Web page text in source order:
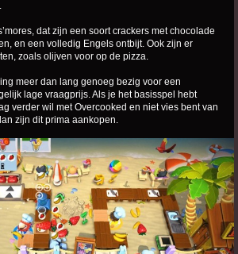
dat zijn een soort crackers met chocolade
en een volledig Engels ontbijt. Ook zijn er
zoals olijven voor op de pizza.
meer dan lang genoeg bezig voor een
lage vraagprijs. Als je het basisspel hebt
verder wil met Overcooked en niet vies bent van
zijn dit prima aankopen.